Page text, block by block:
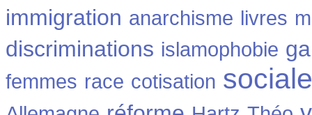
immigration anarchisme livres
discriminations islamophobie
femmes race cotisation sociale